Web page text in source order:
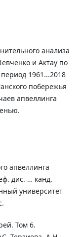
анализа
и Актау по
1961...2018
побережья
апвеллинга
апвеллинга
дис. … канд.
университет
Том 6.